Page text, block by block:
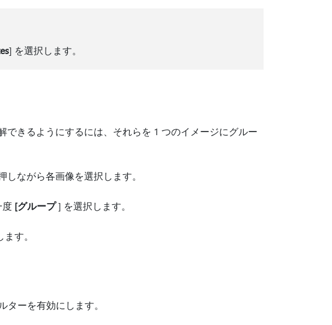
] を選択します。
きるようにするには、それらを 1 つのイメージにグルー
ながら各画像を選択します。
[グループ] を選択します。
す。
ーを有効にします。